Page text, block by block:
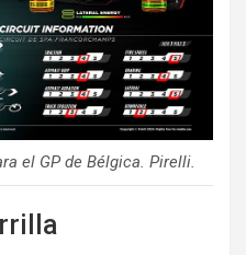
el GP de Bélgica. Pirelli.